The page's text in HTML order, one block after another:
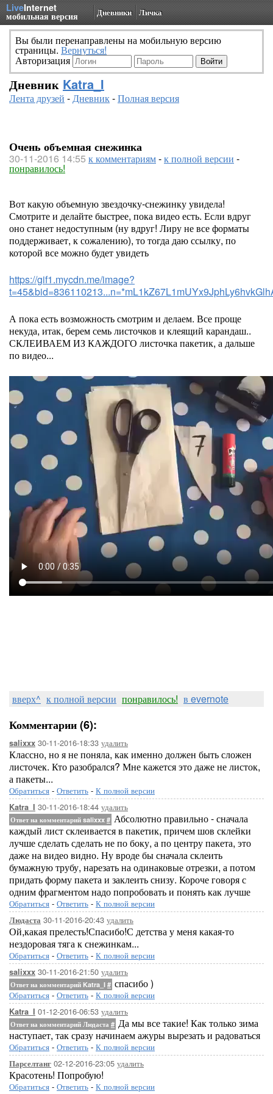
LiveInternet
мобильная версия Дневники Личка
Вы были перенаправлены на мобильную версию
страницы. Вернуться!
Авторизация
Дневник Katra_I
Лента друзей -Дневник-Полная версия
Очень объемная снежинка
30-11-2016 14:55 к комментариям-к полной версии -
понравилось!
Вот какую объемную звездочку-снежинку увидела!
Смотрите и делайте быстрее, пока видео есть. Если вдруг
оно станет недоступным (ну вдруг! Лиру не все форматы
поддерживает, к сожалению), то тогда даю ссылку, по
которой все можно будет увидеть
https://gif1.mycdn.me/image?
А пока есть возможность смотрим и делаем. Все проще
некуда, итак, берем семь листочков и клеящий карандаш..
СКЛЕИВАЕМ ИЗ КАЖДОГО листочка пакетик, а дальше
по видео...
вверх^ к полной версии понравилось! в evernote
Комментарии (6):
salixxx 30-11-2016-18:33 удалить
Классно, но я не поняла, как именно должен быть сложен
листочек. Кто разобрался? Мне кажется это даже не листок,
а пакеты...
Обратиться - Ответить - К полной версии
Katra_I 30-11-2016-18:44 удалить
Ответ на комментарий salixxx # Абсолютно правильно - сначала
каждый лист склеивается в пакетик, причем шов склейки
лучше сделать сделать не по боку, а по центру пакета, это
даже на видео видно. Ну вроде бы сначала склеить
бумажную трубу, нарезать на одинаковые отрезки, а потом
придать форму пакета и заклеить снизу. Короче говоря с
одним фрагментом надо попробовать и понять как лучше
Обратиться - Ответить - К полной версии
Людаста 30-11-2016-20:43 удалить
Ой,какая прелесть!Спасибо!С детства у меня какая-то
нездоровая тяга к снежинкам...
Обратиться - Ответить - К полной версии
salixxx 30-11-2016-21:50 удалить
Ответ на комментарий Katra_I # спасибо )
Обратиться - Ответить - К полной версии
Katra_I 01-12-2016-06:53 удалить
Ответ на комментарий Людаста # Да мы все такие! Как только зима
наступает, так сразу начинаем ажуры вырезать и радоваться
Обратиться - Ответить - К полной версии
Парселтанг 02-12-2016-23:05 удалить
Красотень! Попробую!
Обратиться - Ответить - К полной версии